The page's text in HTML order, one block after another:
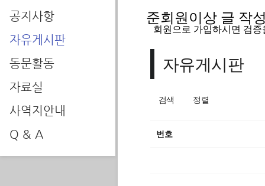
공지사항
자유게시판
동문활동
자료실
사역지안내
Q & A
준회원이상 글 작
회원으로 가입하시면 검
자유게시판
검색 정렬
번호